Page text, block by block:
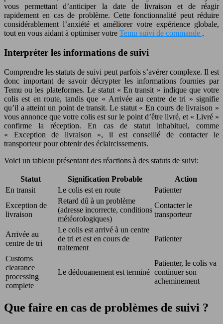
vous permettant d’anticiper la date de livraison et de réagir
rapidement en cas de problème. Cette fonctionnalité peut réduire
considérablement l’anxiété et améliorer votre expérience globale,
tout en vous aidant à optimiser votre Temu suivi de commande .
Interpréter les informations de suivi
Comprendre les statuts de suivi peut parfois s’avérer complexe. Il est
donc important de savoir décrypter les informations fournies par
Temu ou les plateformes. Le statut « En transit » indique que votre
colis est en route, tandis que « Arrivée au centre de tri » signifie
qu’il a atteint un point de transit. Le statut « En cours de livraison »
vous annonce que votre colis est sur le point d’être livré, et « Livré »
confirme la réception. En cas de statut inhabituel, comme
« Exception de livraison », il est conseillé de contacter le
transporteur pour obtenir des éclaircissements.
Voici un tableau présentant des réactions à des statuts de suivi:
Statut Signification Probable
Action
En transit
Le colis est en route
Patienter
Exception de
livraison
Retard dû à un problème
(adresse incorrecte, conditions
météorologiques)
Contacter le
transporteur
Arrivée au
centre de tri
Le colis est arrivé à un centre
de tri et est en cours de
traitement
Patienter
Customs
clearance
processing
complete
Le dédouanement est terminé
Patienter, le colis va
continuer son
acheminement
Que faire en cas de problèmes de suivi ?